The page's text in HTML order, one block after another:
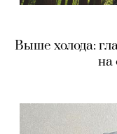
Выше холода:
на